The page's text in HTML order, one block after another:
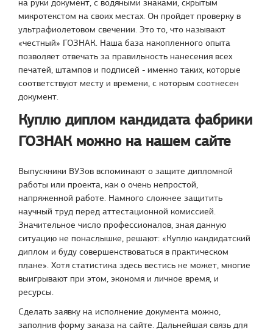
на руки документ, с водяными знаками, скрытым
микротекстом на своих местах. Он пройдет проверку в
ультрафиолетовом свечении. Это то, что называют
«честный» ГОЗНАК. Наша база накопленного опыта
позволяет отвечать за правильность нанесения всех
печатей, штампов и подписей - именно таких, которые
соответствуют месту и времени, с которым соотнесен
документ.
Куплю диплом кандидата фабрики
ГОЗНАК можно на нашем сайте
Выпускники ВУЗов вспоминают о защите дипломной
работы или проекта, как о очень непростой,
напряженной работе. Намного сложнее защитить
научный труд перед аттестационной комиссией.
Значительное число профессионалов, зная данную
ситуацию не понаслышке, решают: «Куплю кандидатский
диплом и буду совершенствоваться в практическом
плане». Хотя статистика здесь вестись не может, многие
выигрывают при этом, экономя и личное время, и
ресурсы.
Сделать заявку на исполнение документа можно,
заполнив форму заказа на сайте. Дальнейшая связь для